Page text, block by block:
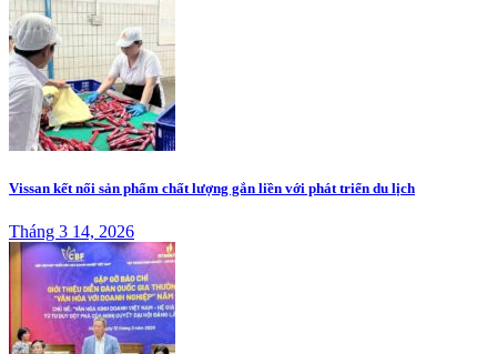
Vissan kết nối sản phẩm chất lượng gắn liền với phát triển du lịch
Tháng 3 14, 2026